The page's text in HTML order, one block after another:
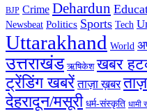
BJP Crime Dehardun
Newsbeat Politics Sports Tech
Uttarakhand World
उत्तराखंड ऋषिकेश खबर
ट्रेंडिंग खबरें ताज़ा ख़बर
देहरादून/मसूरी धर्म-संस्कृति धामी